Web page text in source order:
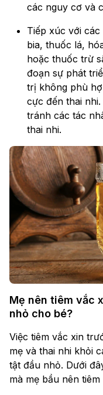
các nguy cơ và
Tiếp xúc với
bia, thuốc lá,
hoặc thuốc trừ
đoạn sự phát
trị không phù
cực đến thai
tránh các tác
thai nhi.
Mẹ nên tiêm vắc
nhỏ cho bé?
Việc tiêm vắc xin
mẹ và thai nhi khỏi
tật đầu nhỏ. Dưới
mà mẹ bầu nên